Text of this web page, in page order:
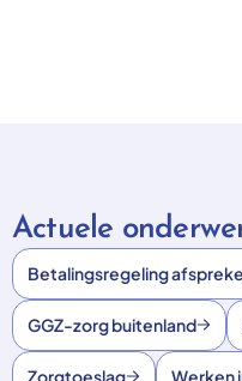
Actuele
Betalingsregeling
GGZ-zorg buitenland
Zorgtoeslag Werken